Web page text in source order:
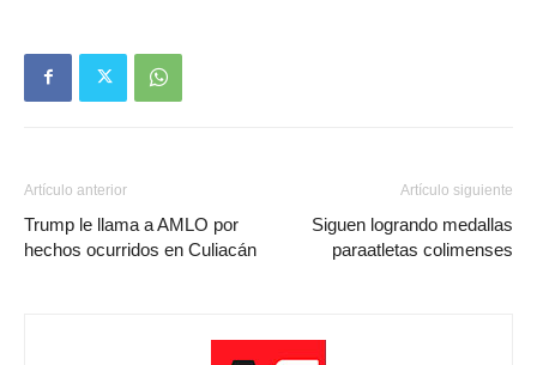
Artículo anterior
Trump le llama a AMLO por
hechos ocurridos en Culiacán
Artículo siguiente
Siguen logrando medallas
paraatletas colimenses